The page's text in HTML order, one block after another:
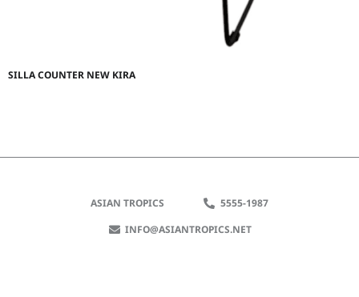
SILLA COUNTER NEW KIRA
ASIAN TROPICS
5555-1987
INFO@ASIANTROPICS.NET